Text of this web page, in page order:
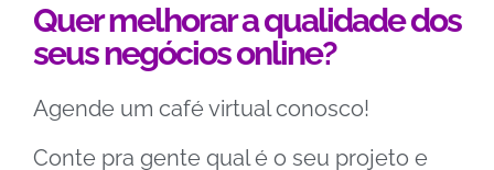
Quer melhorar a qualidade dos
seus negócios online?
Agende um café virtual conosco!
Conte pra gente qual é o seu projeto e